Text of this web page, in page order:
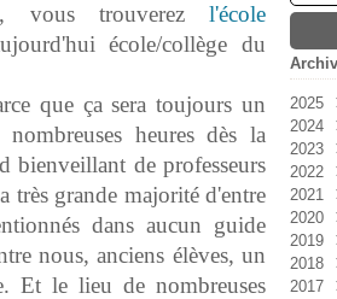
vous trouverez l'école
école/collège du
que ça sera toujours un
heures dès la
bienveillant de professeurs
très grande majorité d'entre
dans aucun guide
nous, anciens élèves, un
Et le lieu de nombreuses
2025
2024
2023
2022
2021
2020
2019
2018
2017